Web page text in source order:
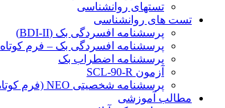
تستهای روانشناسی
تست های روانشناسی
پرسشنامه افسردگی بک (BDI-II)
پرسشنامه افسردگی بک – فرم کوتاه
پرسشنامه اضطراب بک
آزمون SCL-90-R
پرسشنامه شخصیتی NEO (فرم کوتاه)
مطالب آموزشی